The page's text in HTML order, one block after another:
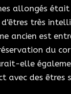
allongés
très
ancien est
du
elle
avec des êtres